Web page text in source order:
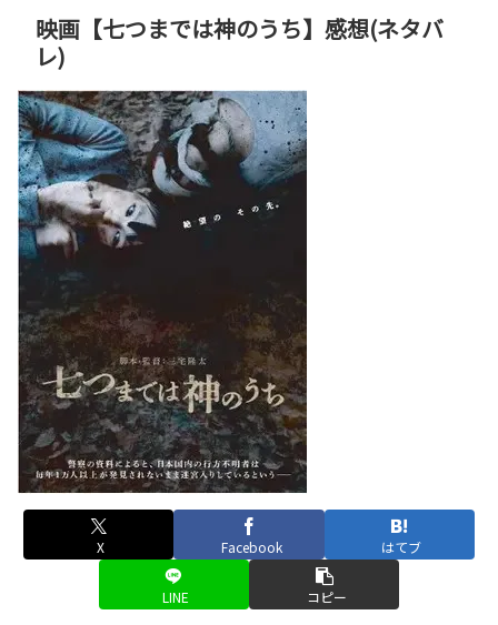
映画【七つまでは神のうち】感想(ネタバ
レ)
X Facebook はてブ
LINE コピー